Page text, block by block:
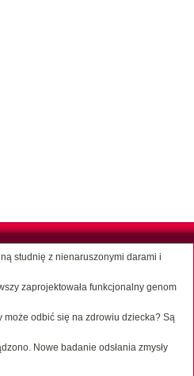
studnię z nienaruszonymi darami i
zaprojektowała funkcjonalny genom
może odbić się na zdrowiu dziecka? Są
Nowe badanie odsłania zmysły